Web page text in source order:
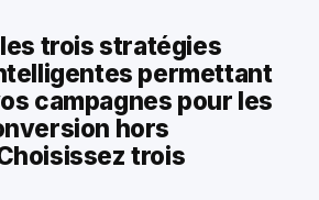
trois stratégies
permettant
campagnes pour les
hors
trois